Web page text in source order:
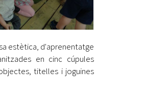
estètica, d'aprenentatge
en cinc cúpules
titelles i joguines